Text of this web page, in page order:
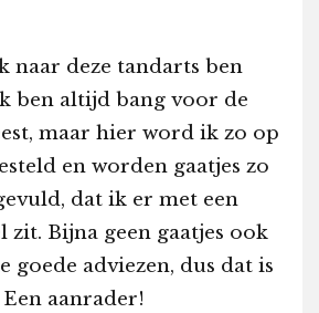
naar deze tandarts ben
ben altijd bang voor de
maar hier word ik zo op
en worden gaatjes zo
dat ik er met een
zit. Bijna geen gaatjes ook
goede adviezen, dus dat is
aanrader!